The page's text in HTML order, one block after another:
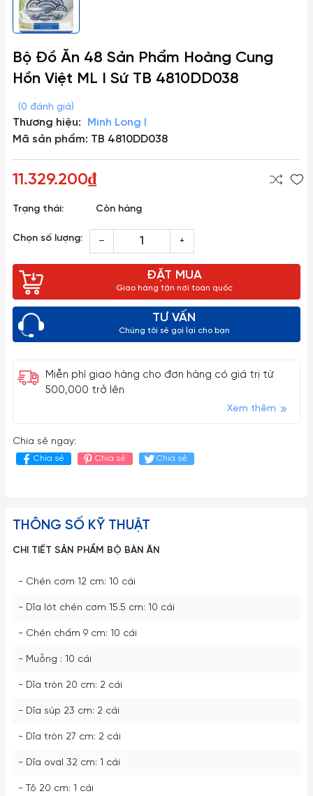
Bộ Đồ Ăn 48 Sản Phẩm Hoàng Cung
Hồn Việt ML I Sứ TB 4810DD038
(0 đánh giá)
Thương hiệu:
Minh Long I
Mã sản phẩm: TB 4810DD038
11.329.200₫
Trạng thái: Còn hàng
Chọn số lượng: – +
ĐẶT MUA
Giao hàng tận nơi toàn quốc
TƯ VẤN
Chúng tôi sẽ gọi lại cho bạn
Miễn phí giao hàng cho đơn hàng có giá trị từ
500,000 trở lên
Xem thêm
Chia sẻ ngay:
Chia sẻ Chia sẻ Chia sẻ
THÔNG SỐ KỸ THUẬT
CHI TIẾT SẢN PHẨM BỘ BÀN ĂN
- Chén cơm 12 cm: 10 cái
- Dĩa lót chén cơm 15.5 cm: 10 cái
- Chén chấm 9 cm: 10 cái
- Muỗng : 10 cái
- Dĩa tròn 20 cm: 2 cái
- Dĩa súp 23 cm: 2 cái
- Dĩa tròn 27 cm: 2 cái
- Dĩa oval 32 cm: 1 cái
- Tô 20 cm: 1 cái